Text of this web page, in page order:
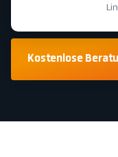
Kostenlose